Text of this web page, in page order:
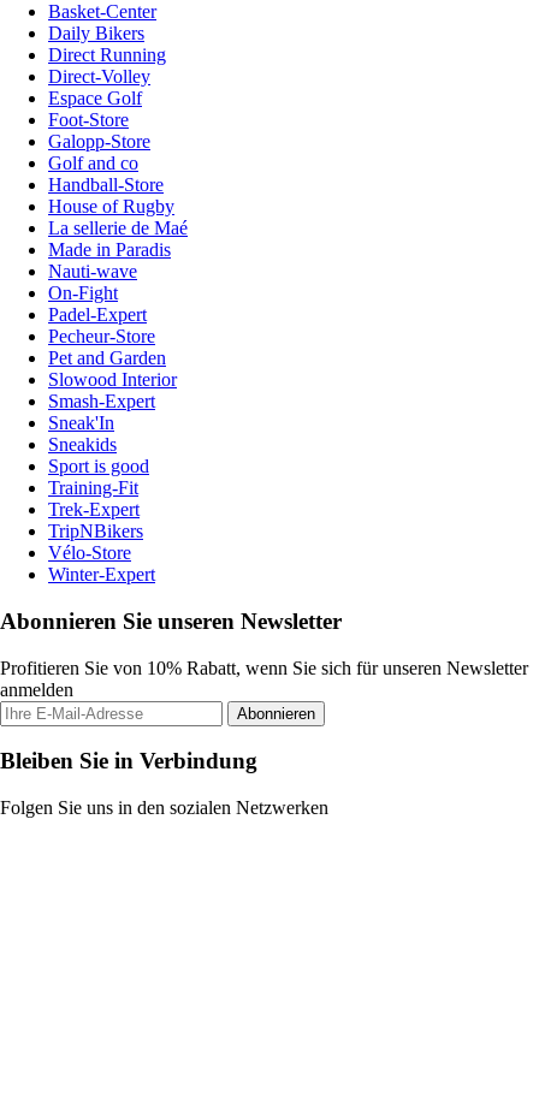
Basket-Center
Daily Bikers
Direct Running
Direct-Volley
Espace Golf
Foot-Store
Galopp-Store
Golf and co
Handball-Store
House of Rugby
La sellerie de Maé
Made in Paradis
Nauti-wave
On-Fight
Padel-Expert
Pecheur-Store
Pet and Garden
Slowood Interior
Smash-Expert
Sneak'In
Sneakids
Sport is good
Training-Fit
Trek-Expert
TripNBikers
Vélo-Store
Winter-Expert
Abonnieren Sie unseren Newsletter
Profitieren Sie von 10% Rabatt, wenn Sie sich für unseren Newsletter
anmelden
Abonnieren
Bleiben Sie in Verbindung
Folgen Sie uns in den sozialen Netzwerken